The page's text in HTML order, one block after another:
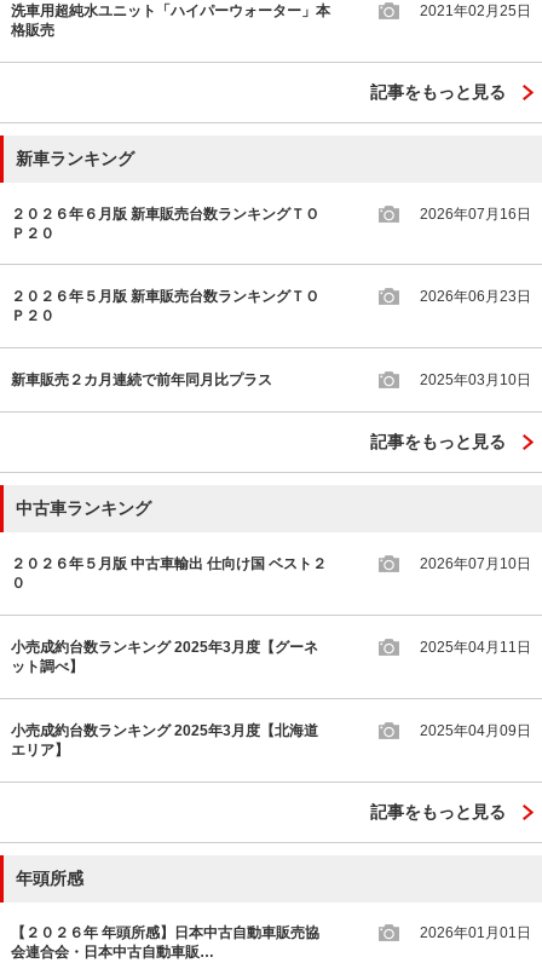
洗車用超純水ユニット「ハイパーウォーター」本
格販売
2021年02月25日
記事をもっと見る
新車ランキング
２０２６年６月版 新車販売台数ランキングＴＯ
Ｐ２０
2026年07月16日
２０２６年５月版 新車販売台数ランキングＴＯ
Ｐ２０
2026年06月23日
新車販売２カ月連続で前年同月比プラス 2025年03月10日
記事をもっと見る
中古車ランキング
２０２６年５月版 中古車輸出 仕向け国 ベスト２
０
2026年07月10日
小売成約台数ランキング 2025年3月度【グーネ
ット調べ】
2025年04月11日
小売成約台数ランキング 2025年3月度【北海道
エリア】
2025年04月09日
記事をもっと見る
年頭所感
【２０２６年 年頭所感】日本中古自動車販売協
会連合会・日本中古自動車販…
2026年01月01日